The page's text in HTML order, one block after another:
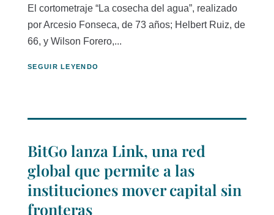
El cortometraje “La cosecha del agua”, realizado
por Arcesio Fonseca, de 73 años; Helbert Ruiz, de
66, y Wilson Forero,...
SEGUIR LEYENDO
BitGo lanza Link, una red
global que permite a las
instituciones mover capital sin
fronteras